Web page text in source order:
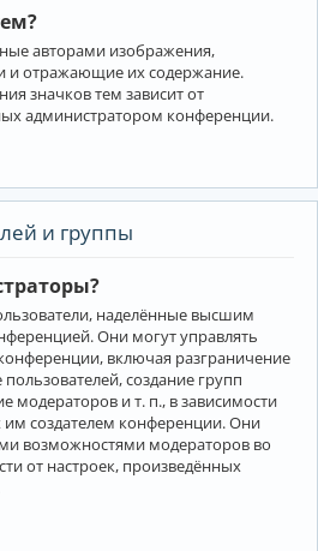
авторами изображения,
и отражающие их содержание.
значков тем зависит от
администратором конференции.
и группы
наделённые высшим
Они могут управлять
включая разграничение
создание групп
модераторов и т. п., в зависимости
им создателем конференции. Они
возможностями модераторов во
от настроек, произведённых